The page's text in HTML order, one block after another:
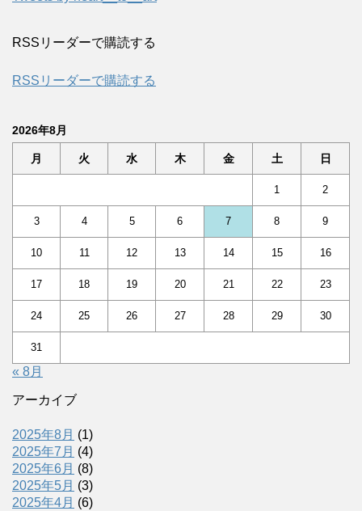
RSSリーダーで購読する
RSSリーダーで購読する
2026年8月
月 火 水 木 金 土 日
1 2
3 4 5 6 7 8 9
10 11 12 13 14 15 16
17 18 19 20 21 22 23
24 25 26 27 28 29 30
31
« 8月
アーカイブ
2025年8月 (1)
2025年7月 (4)
2025年6月 (8)
2025年5月 (3)
2025年4月 (6)